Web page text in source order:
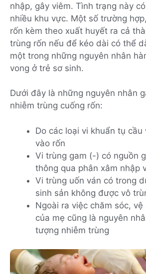
nhập, gây viêm. Tình trạng này
nhiều khu vực. Một số trường
rốn kèm theo xuất huyết ra cả
trùng rốn nếu để kéo dài có thể
một trong những nguyên nhân
vong ở trẻ sơ sinh.
Dưới đây là những nguyên nhân
nhiễm trùng cuống rốn:
Do các loại vi khuẩn tụ cầu
vào rốn
Vi trùng gam (-) có nguồn
thông qua phân xâm nhập
Vi trùng uốn ván có trong
sinh sản không được vô
Ngoài ra việc chăm sóc,
của mẹ cũng là nguyên
tượng nhiễm trùng